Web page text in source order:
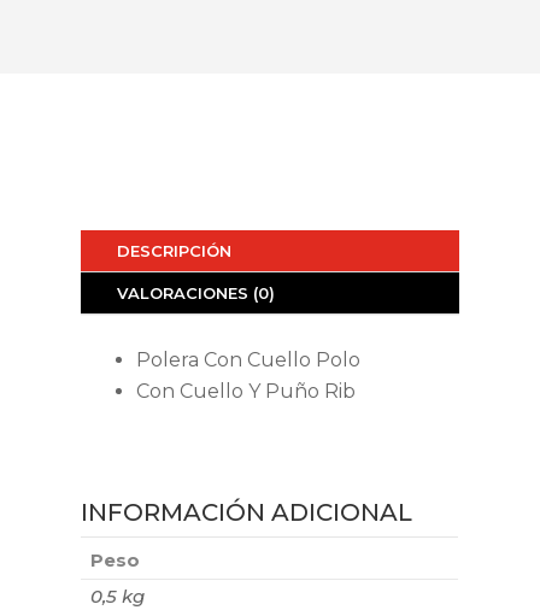
DESCRIPCIÓN
VALORACIONES (0)
Polera Con Cuello Polo
Con Cuello Y Puño Rib
INFORMACIÓN ADICIONAL
Peso
0,5 kg